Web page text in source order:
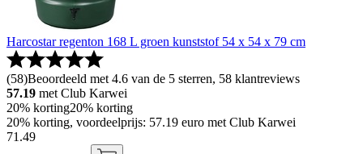
Harcostar regenton 168 L groen kunststof 54 x 54 x 79 cm
(58)Beoordeeld met 4.6 van de 5 sterren, 58 klantreviews
57.19 met Club Karwei
20% korting20% korting
20% korting, voordeelprijs: 57.19 euro met Club Karwei
71 .49